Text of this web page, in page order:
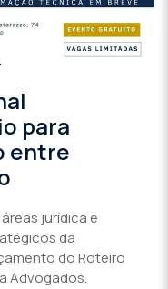
para
entre
jurídica e
da
do Roteiro
Advogados.